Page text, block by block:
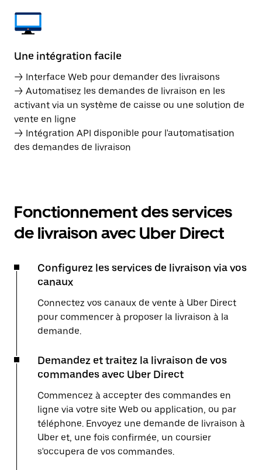
Une intégration facile
→ Interface Web pour demander des livraisons
→ Automatisez les demandes de livraison en les
activant via un système de caisse ou une solution de
vente en ligne
→ Intégration API disponible pour l'automatisation
des demandes de livraison
Fonctionnement des services
de livraison avec Uber Direct
Configurez les services de livraison via vos
canaux
Connectez vos canaux de vente à Uber Direct
pour commencer à proposer la livraison à la
demande.
Demandez et traitez la livraison de vos
commandes avec Uber Direct
Commencez à accepter des commandes en
ligne via votre site Web ou application, ou par
téléphone. Envoyez une demande de livraison à
Uber et, une fois confirmée, un coursier
s'occupera de vos commandes.